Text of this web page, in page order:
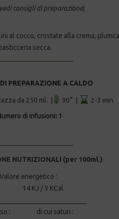
vedi consigli di preparazione)
al cocco, crostate alla crema,
secca.
PREPARAZIONE A CALDO
da 250 ml. | 90° |
2-3 min.
di infusioni: 1
NUTRIZIONALI (per 100ml.)
energetico :
14 KJ / 3 KCal
: di cui saturi :